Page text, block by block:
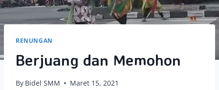
RENUNGAN
Berjuang dan Memohon
By Bidel SMM Maret 15, 2021